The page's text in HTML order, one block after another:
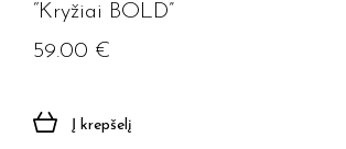
“Kryžiai BOLD”
59.00 €
Į krepšelį